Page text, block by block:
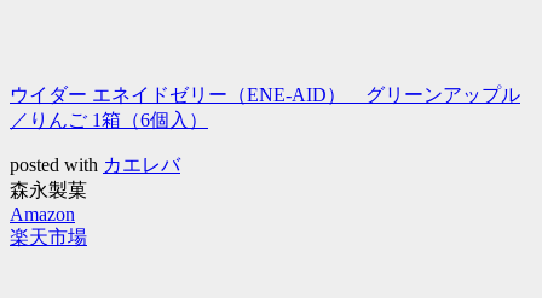
ウイダー エネイドゼリー（ENE-AID） グリーンアップル
／りんご 1箱（6個入）
posted with カエレバ
森永製菓
Amazon
楽天市場